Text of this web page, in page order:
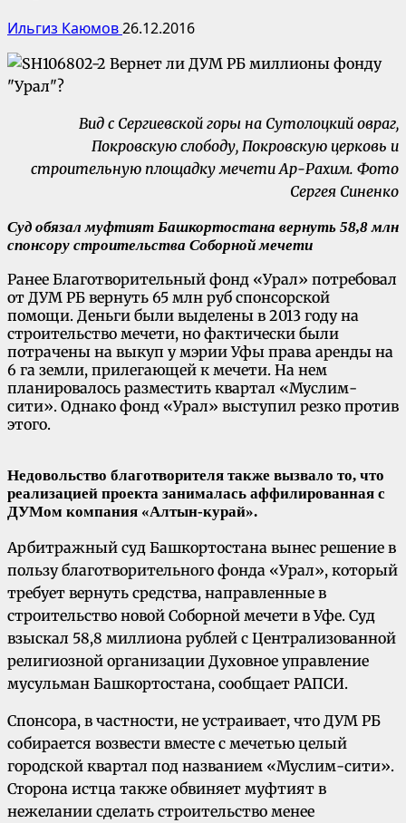
Ильгиз Каюмов26.12.2016
Вид с Сергиевской горы на Сутолоцкий овраг,
Покровскую слободу, Покровскую церковь и
строительную площадку мечети Ар-Рахим. Фото
Сергея Синенко
Суд обязал муфтият Башкортостана вернуть 58,8 млн
спонсору строительства Соборной мечети
Ранее Благотворительный фонд «Урал» потребовал
от ДУМ РБ вернуть 65 млн руб спонсорской
помощи. Деньги были выделены в 2013 году на
строительство мечети, но фактически были
потрачены на выкуп у мэрии Уфы права аренды на
6 га земли, прилегающей к мечети. На нем
планировалось разместить квартал «Муслим-
сити». Однако фонд «Урал» выступил резко против
этого.
Недовольство благотворителя также вызвало то, что
реализацией проекта занималась аффилированная с
ДУМом компания «Алтын-курай».
Арбитражный суд Башкортостана вынес решение в
пользу благотворительного фонда «Урал», который
требует вернуть средства, направленные в
строительство новой Соборной мечети в Уфе. Суд
взыскал 58,8 миллиона рублей с Централизованной
религиозной организации Духовное управление
мусульман Башкортостана, сообщает РАПСИ.
Спонсора, в частности, не устраивает, что ДУМ РБ
собирается возвести вместе с мечетью целый
городской квартал под названием «Муслим-сити».
Сторона истца также обвиняет муфтият в
нежелании сделать строительство менее